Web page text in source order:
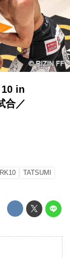
10 in
合／
TATSUMI